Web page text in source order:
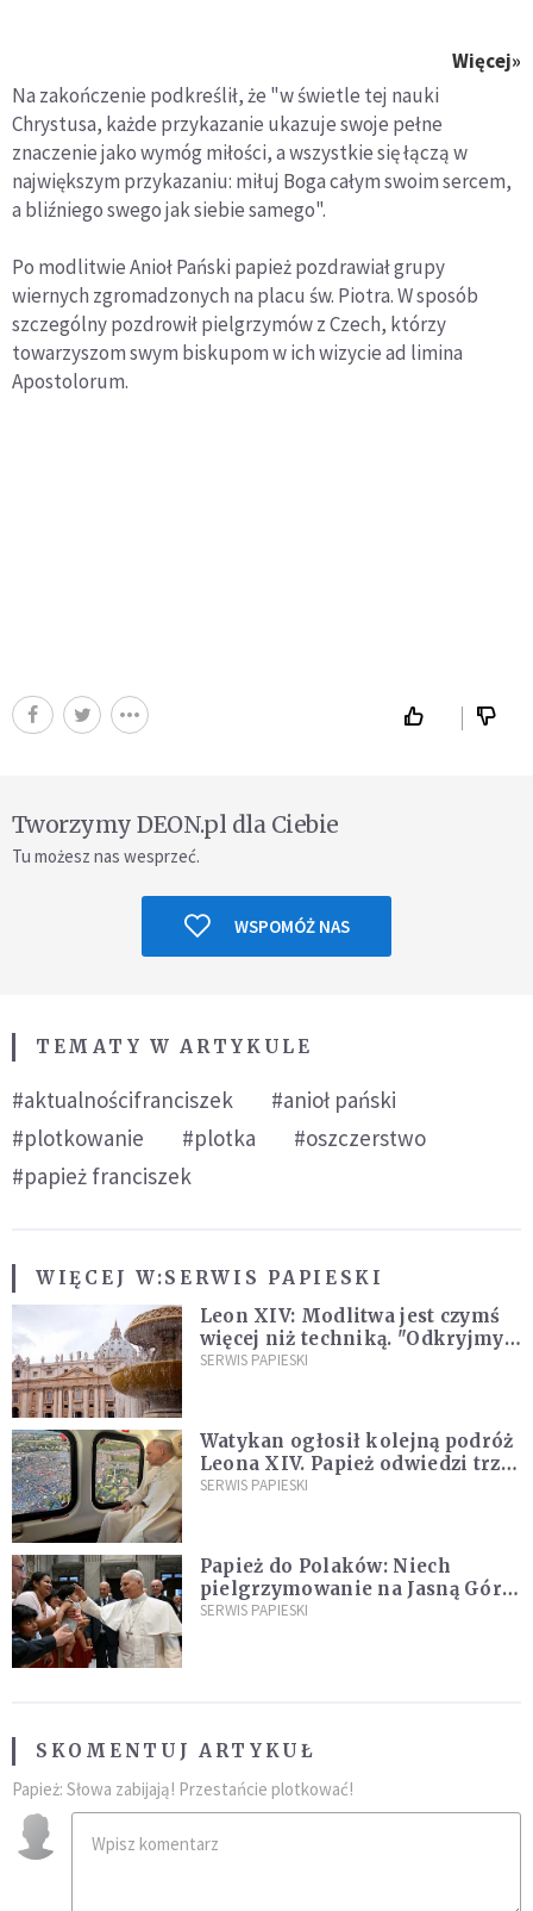
Więcej»
Na zakończenie podkreślił, że "w świetle tej nauki
Chrystusa, każde przykazanie ukazuje swoje pełne
znaczenie jako wymóg miłości, a wszystkie się łączą w
największym przykazaniu: miłuj Boga całym swoim sercem,
a bliźniego swego jak siebie samego".
Po modlitwie Anioł Pański papież pozdrawiał grupy
wiernych zgromadzonych na placu św. Piotra. W sposób
szczególny pozdrowił pielgrzymów z Czech, którzy
towarzyszom swym biskupom w ich wizycie ad limina
Apostolorum.
Tworzymy DEON.pl dla Ciebie
Tu możesz nas wesprzeć.
WSPOMÓŻ NAS
TEMATY W ARTYKULE
#aktualnościfranciszek
#anioł pański
#plotkowanie
#plotka
#oszczerstwo
#papież franciszek
WIĘCEJ W:SERWIS PAPIESKI
Leon XIV: Modlitwa jest czymś
więcej niż techniką. "Odkryjmy
ją na nowo"
SERWIS PAPIESKI
Watykan ogłosił kolejną podróż
Leona XIV. Papież odwiedzi trzy
kraje Ameryki Południowej
SERWIS PAPIESKI
Papież do Polaków: Niech
pielgrzymowanie na Jasną Górę
umocni wiarę i nadzieję
SERWIS PAPIESKI
SKOMENTUJ ARTYKUŁ
Papież: Słowa zabijają! Przestańcie plotkować!